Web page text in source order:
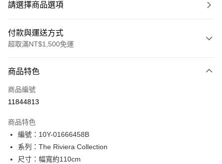
請選擇商品選項
付款與運送方式
超取滿NT$1,500免運
信用卡一次付款
超商取貨付款
Apple Pay
街口支付
商品特色
商品編號
11844813
商品特色
編號：10Y-01666458B
系列：The Riviera Collection
尺寸：幅寬約110cm